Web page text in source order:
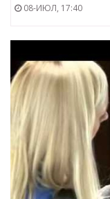
08-ИЮЛ, 17:40